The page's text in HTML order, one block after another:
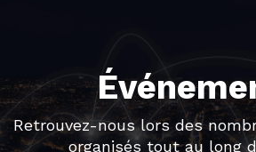
Retrouvez-nous lors des
organisés tout au long